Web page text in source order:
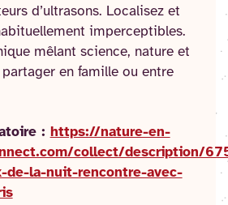
d’ultrasons. Localisez et
imperceptibles.
mêlant science, nature et
en famille ou entre
: https://nature-en-
collect/description/
la-nuit-rencontre-avec-